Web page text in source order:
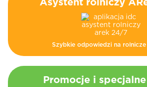
Szybkie odpowiedzi na
Promocje i